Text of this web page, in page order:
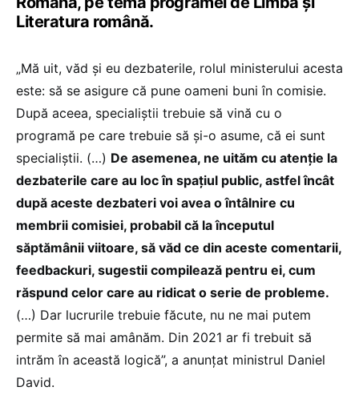
Literatura română.
„Mă uit, văd și eu dezbaterile, rolul ministerului acesta
este: să se asigure că pune oameni buni în comisie.
După aceea, specialiștii trebuie să vină cu o
programă pe care trebuie să și-o asume, că ei sunt
specialiștii. (…) De asemenea, ne uităm cu atenție la
dezbaterile care au loc în spațiul public, astfel încât
după aceste dezbateri voi avea o întâlnire cu
membrii comisiei, probabil că la începutul
săptămânii viitoare, să văd ce din aceste comentarii,
feedbackuri, sugestii compilează pentru ei, cum
răspund celor care au ridicat o serie de probleme.
(…) Dar lucrurile trebuie făcute, nu ne mai putem
permite să mai amânăm. Din 2021 ar fi trebuit să
intrăm în această logică”, a anunțat ministrul Daniel
David.